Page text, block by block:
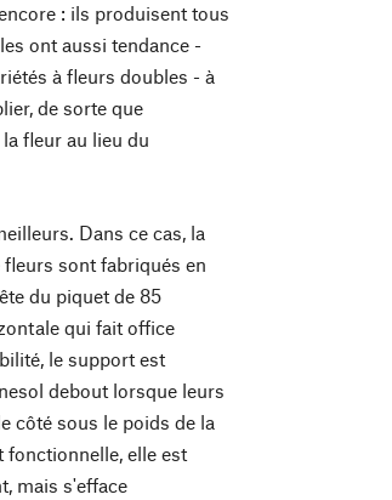
: ils produisent tous
ont aussi tendance -
à fleurs doubles - à
de sorte que
fleur au lieu du
Dans ce cas, la
sont fabriqués en
du piquet de 85
qui fait office
le support est
debout lorsque leurs
côté sous le poids de la
fonctionnelle, elle est
mais s'efface